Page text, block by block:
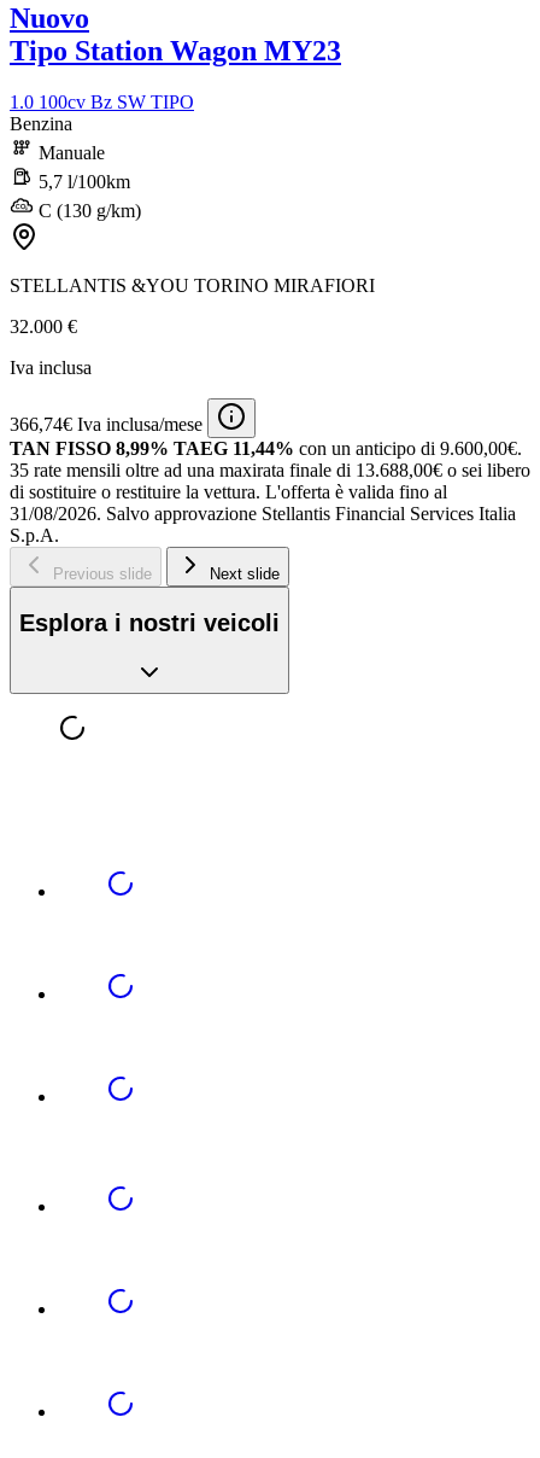
Nuovo
Tipo Station Wagon MY23
1.0 100cv Bz SW TIPO
Benzina
Manuale
5,7 l/100km
C (130 g/km)
STELLANTIS &YOU TORINO MIRAFIORI
32.000 €
Iva inclusa
366,74€ Iva inclusa/mese
TAN FISSO 8,99% TAEG 11,44% con un anticipo di 9.600,00€.
35 rate mensili oltre ad una maxirata finale di 13.688,00€ o sei libero
di sostituire o restituire la vettura. L'offerta è valida fino al
31/08/2026. Salvo approvazione Stellantis Financial Services Italia
S.p.A.
Previous slide Next slide
Esplora i nostri veicoli